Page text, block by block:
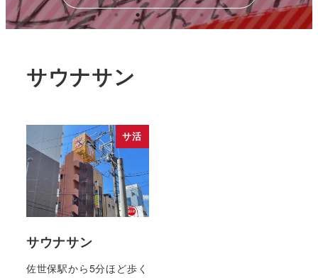
サウナサン
サ活
サウナサン
佐世保駅から5分ほど歩く